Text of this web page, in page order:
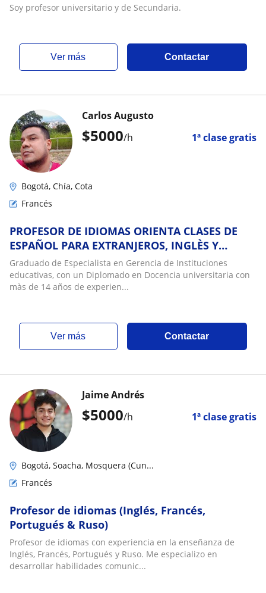
Soy profesor universitario y de Secundaria.
ver más Contactar
$5000/h 1ª clase gratis
Carlos Augusto
Bogotá, Chía, Cota
Francés
PROFESOR DE IDIOMAS ORIENTA CLASES DE
ESPAÑOL PARA EXTRANJEROS, INGLÈS Y
FRANCÈS
Graduado de Especialista en Gerencia de Instituciones
educativas, con un Diplomado en Docencia universitaria con
màs de 14 años de experien...
ver más Contactar
$5000/h 1ª clase gratis
Jaime Andrés
Bogotá, Soacha, Mosquera (Cun...
Francés
Profesor de idiomas (Inglés, Francés,
Portugués & Ruso)
Profesor de idiomas con experiencia en la enseñanza de
Inglés, Francés, Portugués y Ruso. Me especializo en
desarrollar habilidades comunic...